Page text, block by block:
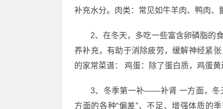
补充水分。肉类：常见如牛羊肉、鸭肉、
2、在冬天，多吃一些富含卵磷脂的
养补充，有助于消除疲劳，缓解神经紧
的家常菜谱： 鸡蛋：除了蛋白质，鸡蛋
3、冬季第一补——补肾 一方面，冬
方面的各种“偏差”、不足、增强体质的